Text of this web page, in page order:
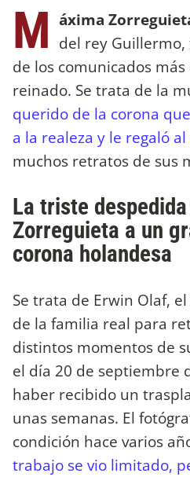
M áxima
del rey
de los comunicados
reinado. Se trata de la
querido de la corona
a la realeza y le regaló
muchos retratos de sus
La triste
Zorreguieta a un
corona holandesa
Se trata de Erwin Olaf,
de la familia real para
distintos momentos de
el día 20 de septiembre
haber recibido un
unas semanas. El
condición hace varios
trabajo se vio limitado,